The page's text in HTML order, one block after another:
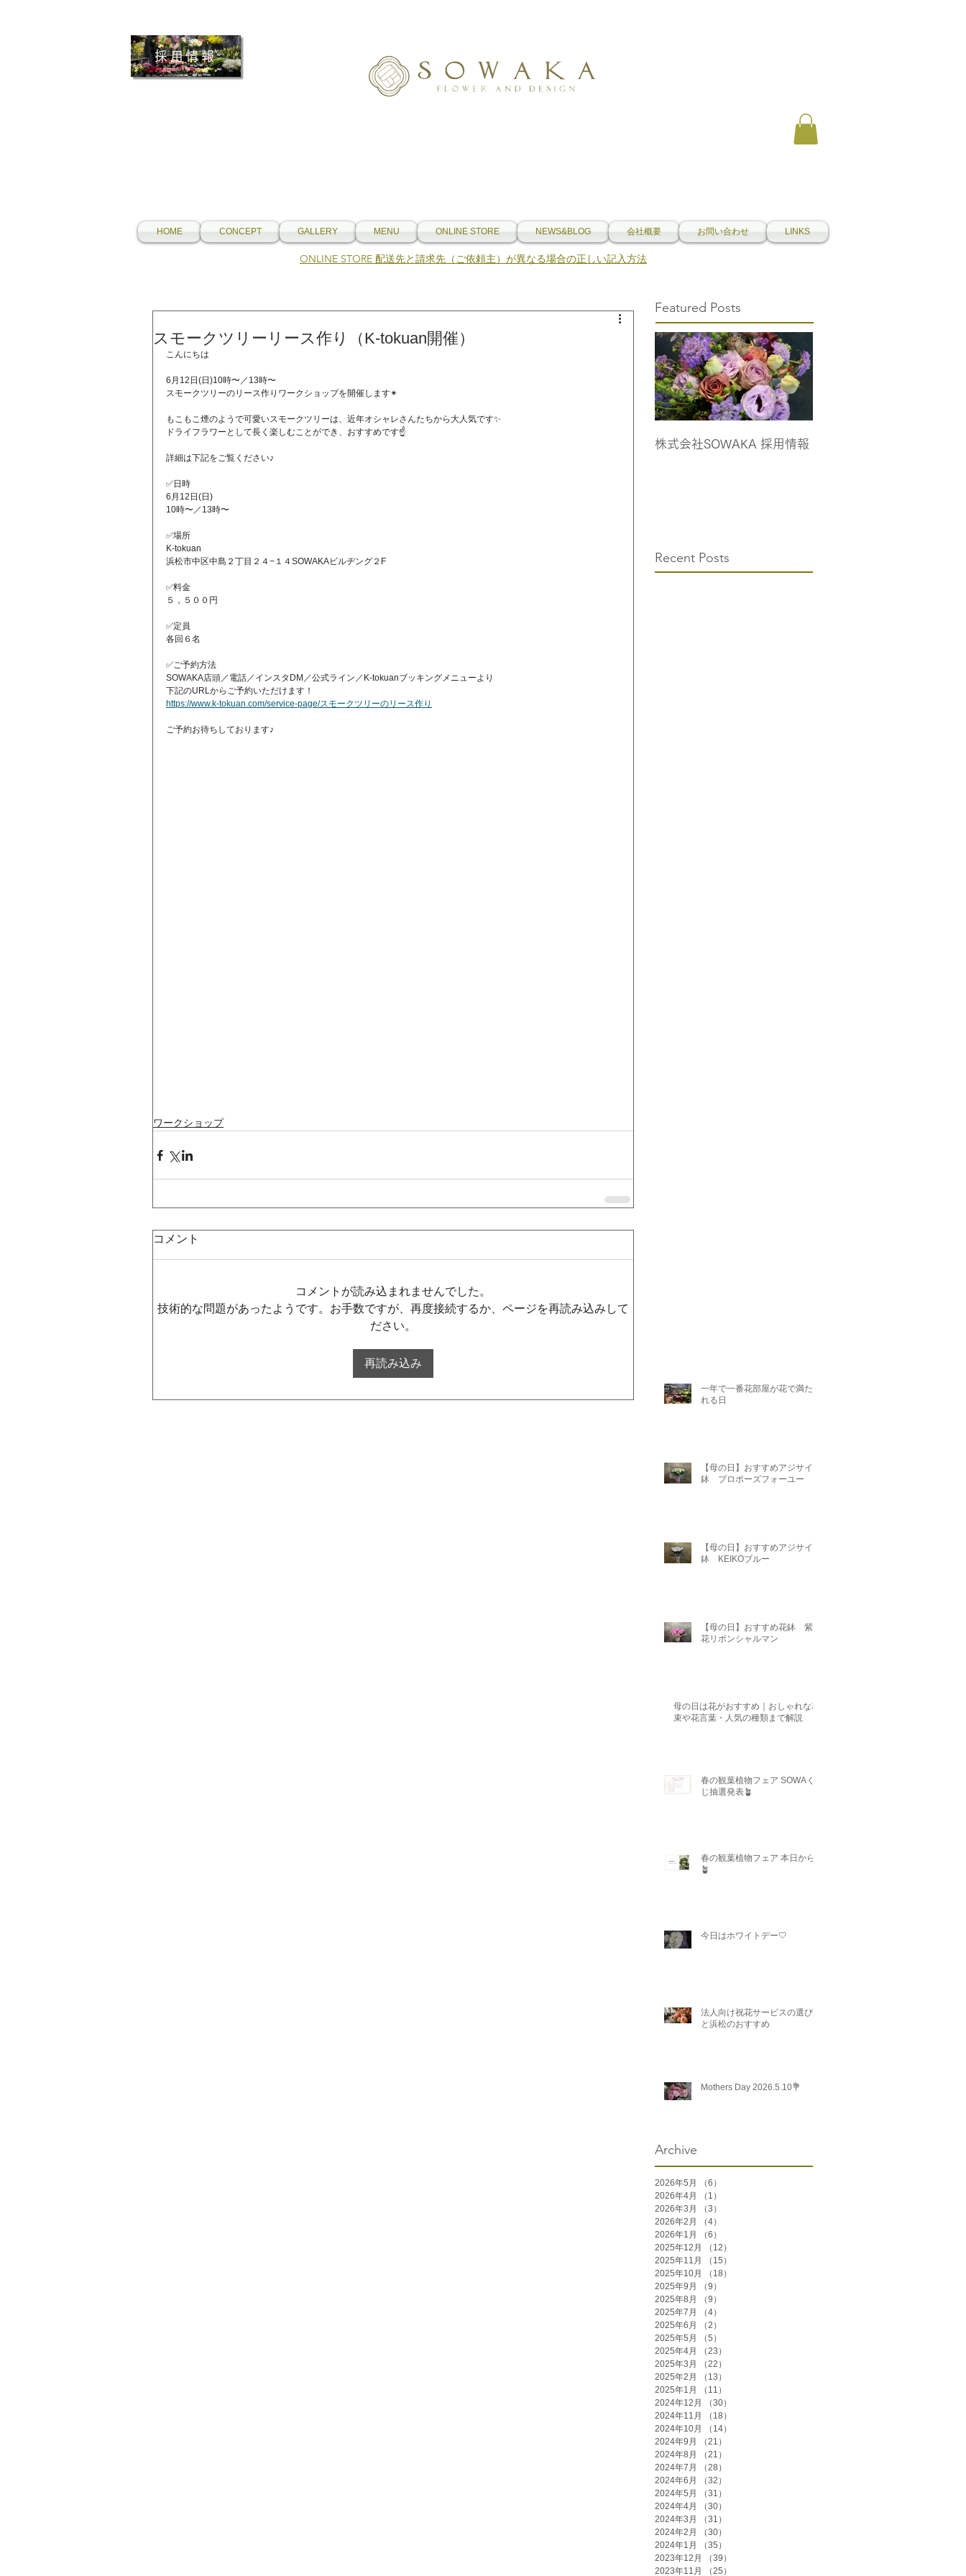
採用情報
HOME CONCEPT GALLERY MENU ONLINE STORE NEWS&BLOG 会社概要 お問い合わせ LINKS
​ONLINE STORE 配送先と請求先（ご依頼主）が異なる場合の正しい記入方法
スモークツリーリース作り（K-tokuan開催）
こんにちは
6月12日(日)10時〜／13時〜
スモークツリーのリース作りワークショップを開催します✴︎
もこもこ煙のようで可愛いスモークツリーは、近年オシャレさんたちから大人気です✨
ドライフラワーとして長く楽しむことができ、おすすめです☝️
詳細は下記をご覧ください♪
✅日時
6月12日(日)
10時〜／13時〜
✅場所
K-tokuan
浜松市中区中島２丁目２４−１４SOWAKAビルヂング２F
✅料金
５，５００円
✅定員
各回６名
✅ご予約方法
SOWAKA店頭／電話／インスタDM／公式ライン／K-tokuanブッキングメニューより
下記のURLからご予約いただけます！
https://www.k-tokuan.com/service-page/スモークツリーのリース作り
ご予約お待ちしております♪
ワークショップ
コメント
コメントが読み込まれませんでした。
技術的な問題があったようです。お手数ですが、再度接続するか、ページを再読み込みして
ださい。
再読み込み
Featured Posts
株式会社SOWAKA 採用情報
Recent Posts
一年で一番花部屋が花で満たさ
れる日
【母の日】おすすめアジサイ
鉢 プロポーズフォーユー
【母の日】おすすめアジサイ
鉢 KEIKOブルー
【母の日】おすすめ花鉢 紫陽
花リボンシャルマン
母の日は花がおすすめ｜おしゃれな花
束や花言葉・人気の種類まで解説
春の観葉植物フェア SOWAく
じ抽選発表🪴
春の観葉植物フェア 本日から
🪴
今日はホワイトデー🤍
法人向け祝花サービスの選び方
と浜松のおすすめ
Mothers Day 2026.5.10💐
Archive
2026年5月 （6）
2026年4月
（1）
2026年3月
（3）
2026年2月
（4）
2026年1月
（6）
2025年12月
（12）
2025年11月
（15）
2025年10月
（18）
2025年9月
（9）
2025年8月
（9）
2025年7月
（4）
2025年6月
（2）
2025年5月
（5）
2025年4月
（23）
2025年3月
（22）
2025年2月
（13）
2025年1月
（11）
2024年12月
（30）
2024年11月
（18）
2024年10月
（14）
2024年9月
（21）
2024年8月
（21）
2024年7月
（28）
2024年6月
（32）
2024年5月
（31）
2024年4月
（30）
2024年3月
（31）
2024年2月
（30）
2024年1月
（35）
2023年12月
（39）
2023年11月
（25）